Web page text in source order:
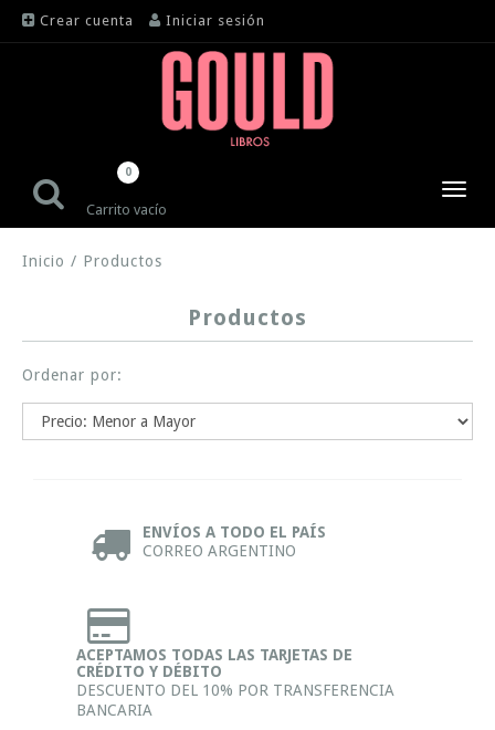
Crear cuenta Iniciar sesión
Carrito vacío
0
Inicio / Productos
Productos
Ordenar por:
ENVÍOS A TODO EL PAÍS
CORREO ARGENTINO
ACEPTAMOS TODAS LAS TARJETAS DE
CRÉDITO Y DÉBITO
DESCUENTO DEL 10% POR TRANSFERENCIA
BANCARIA